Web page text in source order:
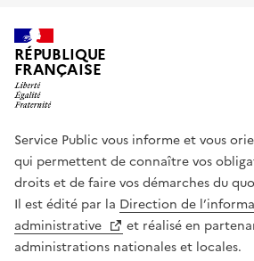
RÉPUBLIQUE
FRANÇAISE
Service Public vous informe et vous
qui permettent de connaître vos obligations, d’exercer vos
droits et de faire vos démarches du
Il est édité par la Direction de
administrative
et réalisé en
administrations nationales et locales.